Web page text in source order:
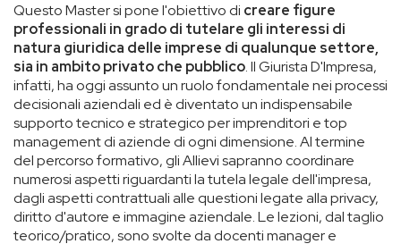
Questo Master si pone l'obiettivo di creare figure
professionali in grado di tutelare gli interessi di
natura giuridica delle imprese di qualunque settore,
sia in ambito privato che pubblico. Il Giurista D'Impresa,
infatti, ha oggi assunto un ruolo fondamentale nei processi
decisionali aziendali ed è diventato un indispensabile
supporto tecnico e strategico per imprenditori e top
management di aziende di ogni dimensione. Al termine
del percorso formativo, gli Allievi sapranno coordinare
numerosi aspetti riguardanti la tutela legale dell'impresa,
dagli aspetti contrattuali alle questioni legate alla privacy,
diritto d'autore e immagine aziendale. Le lezioni, dal taglio
teorico/pratico, sono svolte da docenti manager e